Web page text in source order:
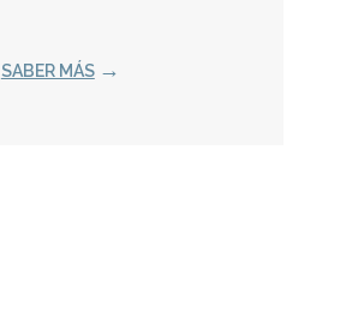
SABER MÁS